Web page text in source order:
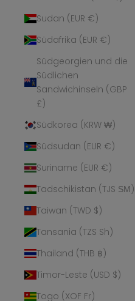
Sudan (EUR €)
Südafrika (EUR €)
Südgeorgien und die
Südlichen
Sandwichinseln (GBP
£)
Südkorea (KRW ₩)
Südsudan (EUR €)
Suriname (EUR €)
Tadschikistan (TJS ЅМ)
Taiwan (TWD $)
Tansania (TZS Sh)
Thailand (THB ฿)
Timor-Leste (USD $)
Togo (XOF Fr)